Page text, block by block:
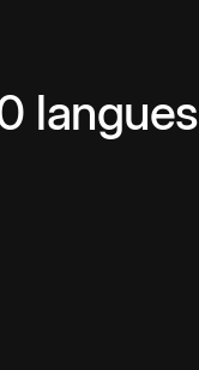
langues